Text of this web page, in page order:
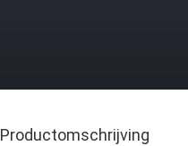
Productomschrijving